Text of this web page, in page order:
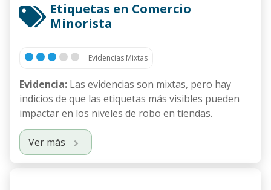
Etiquetas en Comercio
Minorista
Evidencias Mixtas
Evidencia: Las evidencias son mixtas, pero hay
indicios de que las etiquetas más visibles pueden
impactar en los niveles de robo en tiendas.
Ver más